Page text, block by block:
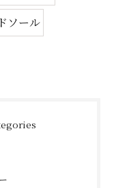
ソール